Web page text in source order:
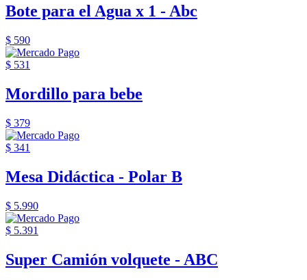
Bote para el Agua x 1 - Abc
$ 590
$ 531
Mordillo para bebe
$ 379
$ 341
Mesa Didáctica - Polar B
$ 5.990
$ 5.391
Super Camión volquete - ABC